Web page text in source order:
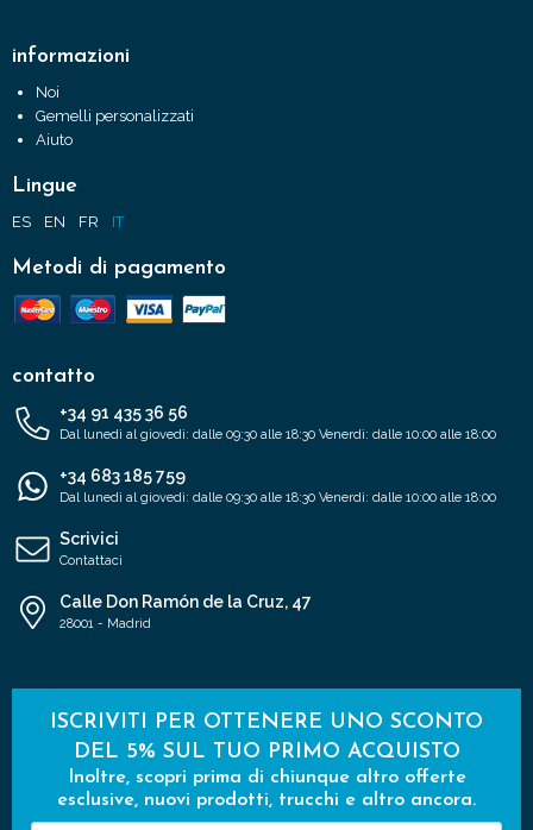
informazioni
Noi
Gemelli personalizzati
Aiuto
Lingue
ES EN FR IT
Metodi di pagamento
contatto
+34 91 435 36 56
Dal lunedì al giovedì: dalle 09:30 alle 18:30 Venerdì: dalle 10:00 alle 18:00
+34 683 185 759
Dal lunedì al giovedì: dalle 09:30 alle 18:30 Venerdì: dalle 10:00 alle 18:00
Scrivici
Contattaci
Calle Don Ramón de la Cruz, 47
28001 - Madrid
ISCRIVITI PER OTTENERE UNO SCONTO
DEL 5% SUL TUO PRIMO ACQUISTO
Inoltre, scopri prima di chiunque altro offerte
esclusive, nuovi prodotti, trucchi e altro ancora.